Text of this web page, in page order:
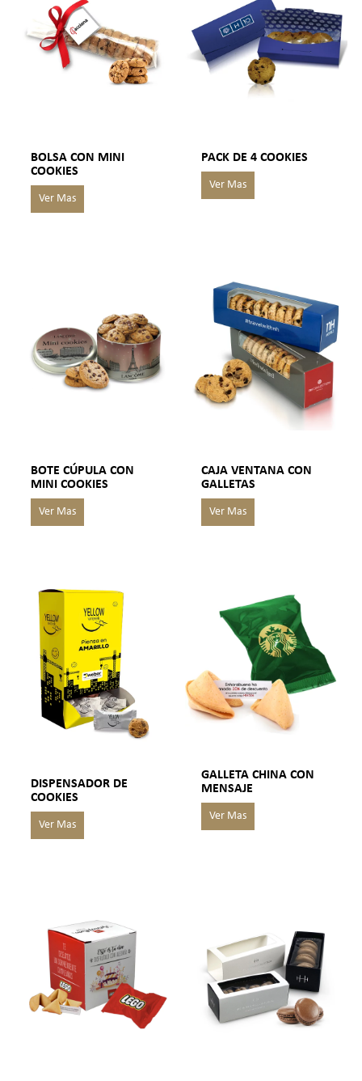
BOLSA CON MINI
COOKIES
PACK DE 4 COOKIES
BOTE CÚPULA CON
MINI COOKIES
CAJA VENTANA CON
GALLETAS
DISPENSADOR DE
COOKIES
GALLETA CHINA CON
MENSAJE